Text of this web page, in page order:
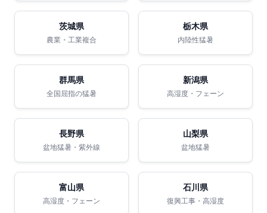
茨城県
農業・工業複合
栃木県
内陸性猛暑
群馬県
全国屈指の猛暑
新潟県
高湿度・フェーン
長野県
盆地猛暑・紫外線
山梨県
盆地猛暑
富山県
高湿度・フェーン
石川県
復興工事・高湿度